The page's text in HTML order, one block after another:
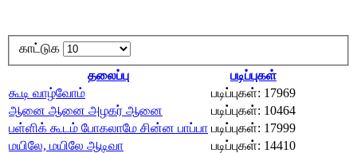
காட்டுக
தலைப்பு
படிப்புகள்
கூடி வாழ்வோம்
படிப்புகள்: 17969
ஆனை ஆனை அழகர் ஆனை
படிப்புகள்: 10464
பள்ளிக் கூடம் போகலாமே சின்ன பாப்பா படிப்புகள்: 17999
மயிலே, மயிலே ஆடிவா
படிப்புகள்: 14410